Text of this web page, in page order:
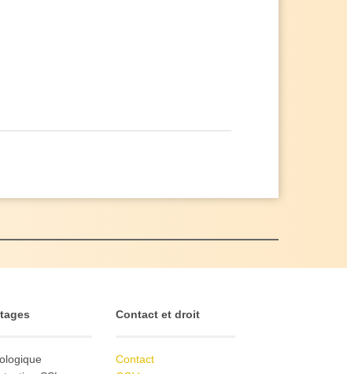
Contact et droit
Contact